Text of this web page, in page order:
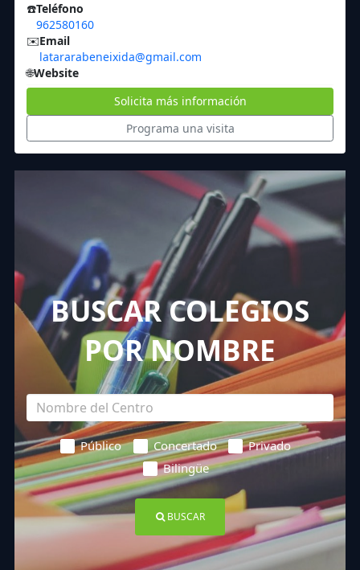
☎️Teléfono
962580160
✉️Email
latararabeneixida@gmail.com
🌐Website
Solicita más información
Programa una visita
BUSCAR COLEGIOS
POR NOMBRE
Público Concertado
Privado
Bilingüe
BUSCAR